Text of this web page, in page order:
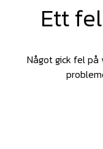
Ett
Något gick fel